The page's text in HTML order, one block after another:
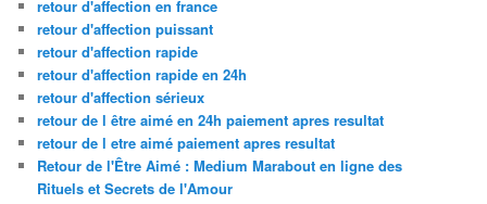
retour d'affection en france
retour d'affection puissant
retour d'affection rapide
retour d'affection rapide en 24h
retour d'affection sérieux
retour de l être aimé en 24h paiement apres resultat
retour de l etre aimé paiement apres resultat
Retour de l'Être Aimé : Medium Marabout en ligne des
Rituels et Secrets de l'Amour